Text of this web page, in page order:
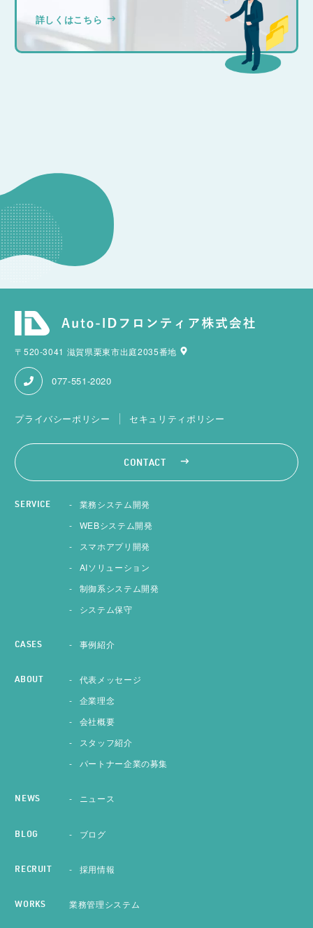
詳しくはこちら
〒520-3041 滋賀県栗東市出庭2035番地
077-551-2020
プライバシーポリシー セキュリティポリシー
CONTACT
SERVICE
業務システム開発
WEBシステム開発
スマホアプリ開発
AIソリューション
制御系システム開発
システム保守
CASES 事例紹介
ABOUT
代表メッセージ
企業理念
会社概要
スタッフ紹介
パートナー企業の募集
NEWS ニュース
BLOG ブログ
RECRUIT 採用情報
WORKS 業務管理システム